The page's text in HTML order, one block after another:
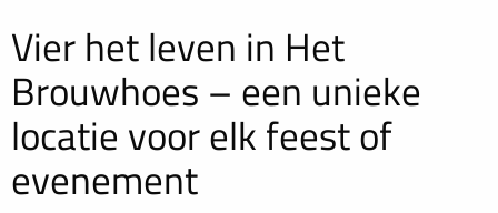
Vier het leven in Het
Brouwhoes – een unieke
locatie voor elk feest of
evenement